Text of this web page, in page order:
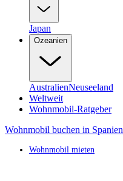
Japan
Ozeanien
AustralienNeuseeland
Weltweit
Wohnmobil-Ratgeber
Wohnmobil buchen in Spanien
Wohnmobil mieten